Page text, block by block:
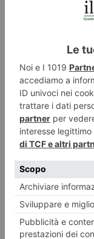
PD allo sbando: il
Il “campo largo” si sta
buona per